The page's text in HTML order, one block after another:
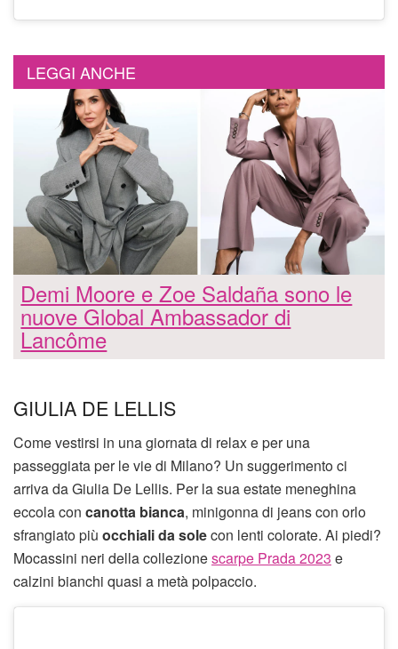
LEGGI ANCHE
Demi Moore e Zoe Saldaña sono le
nuove Global Ambassador di
Lancôme
GIULIA DE LELLIS
Come vestirsi in una giornata di relax e per una
passeggiata per le vie di Milano? Un suggerimento ci
arriva da Giulia De Lellis. Per la sua estate meneghina
eccola con canotta bianca, minigonna di jeans con orlo
sfrangiato più occhiali da solecon lenti colorate. Ai piedi?
Mocassini neri della collezionescarpe Prada 2023 e
calzini bianchi quasi a metà polpaccio.